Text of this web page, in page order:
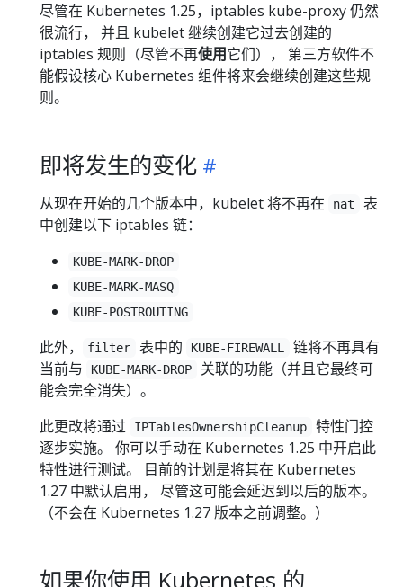
尽管在 Kubernetes 1.25，iptables kube-proxy 仍然
很流行， 并且 kubelet 继续创建它过去创建的
iptables 规则（尽管不再使用它们）， 第三方软件不
能假设核心 Kubernetes 组件将来会继续创建这些规
则。
即将发生的变化
从现在开始的几个版本中，kubelet 将不再在 nat
表
中创建以下 iptables 链：
KUBE-MARK-DROP
KUBE-MARK-MASQ
KUBE-POSTROUTING
此外， filter 表中的 KUBE-FIREWALL
链将不再具有
当前与
KUBE-MARK-DROP
关联的功能（并且它最终可
能会完全消失）。
此更改将通过
IPTablesOwnershipCleanup
特性门控
逐步实施。 你可以手动在 Kubernetes 1.25 中开启此
特性进行测试。 目前的计划是将其在 Kubernetes
1.27 中默认启用， 尽管这可能会延迟到以后的版本。
（不会在 Kubernetes 1.27 版本之前调整。）
如果你使用 Kubernetes 的